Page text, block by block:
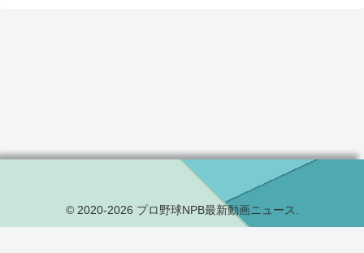
© 2020-2026 プロ野球NPB最新動画ニュース.